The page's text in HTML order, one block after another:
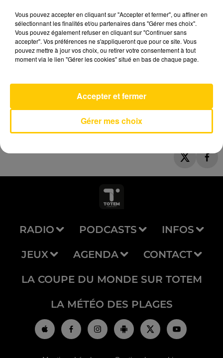
MYLENE FARMER
AVEYRON NORD
RADIO PODCASTS INFOS
JEUX AGENDA CONTACT
LA COUPE DU MONDE SUR TOTEM
LA MÉTÉO DES PLAGES
Vous pouvez accepter en cliquant sur "Accepter et fermer", ou affiner en
sélectionnant les finalités et/ou partenaires dans "Gérer mes choix".
Vous pouvez également refuser en cliquant sur "Continuer sans
accepter". Vos préférences ne s'appliqueront que pour ce site. Vous
pouvez mettre à jour vos choix, ou retirer votre consentement à tout
moment via le lien "Gérer les cookies" situé en bas de chaque page.
Gérer mes choix
Accepter et fermer